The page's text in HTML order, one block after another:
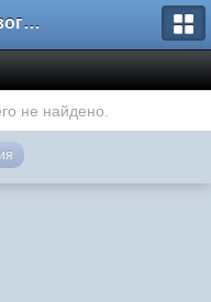
Форум игрового проекта Riverrise
не найдено.